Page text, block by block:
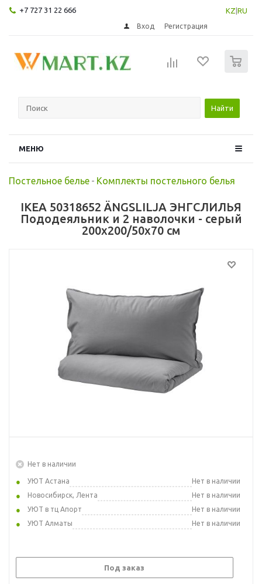
+7 727 31 22 666 KZ RU
Вход Регистрация
Найти
МЕНЮ
Постельное белье - Комплекты постельного белья
IKEA 50318652 ÄNGSLILJA ЭНГСЛИЛЬЯ
Пододеяльник и 2 наволочки - серый
200x200/50x70 см
Нет в наличии
УЮТ Астана
Нет в наличии
Новосибирск, Лента
Нет в наличии
УЮТ в тц Апорт
Нет в наличии
УЮТ Алматы
Нет в наличии
Под заказ